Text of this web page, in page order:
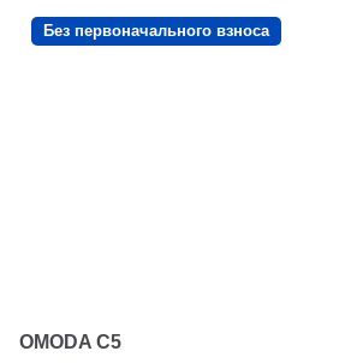
Без первоначального взноса
OMODA C5